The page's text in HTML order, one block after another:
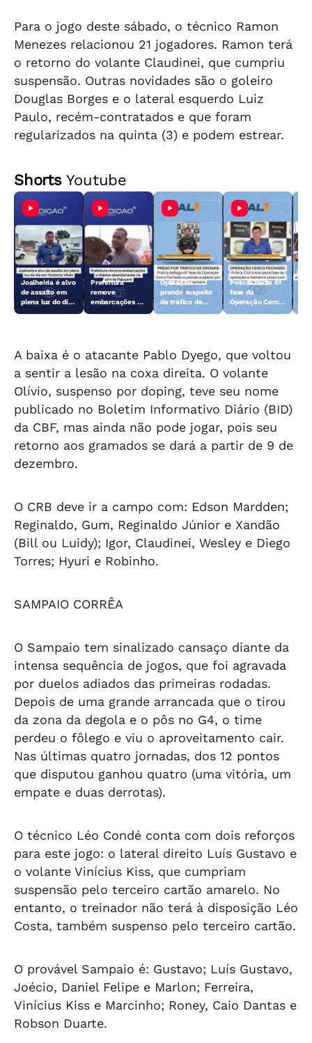
Para o jogo deste sábado, o técnico Ramon
Menezes relacionou 21 jogadores. Ramon terá
o retorno do volante Claudinei, que cumpriu
suspensão. Outras novidades são o goleiro
Douglas Borges e o lateral esquerdo Luiz
Paulo, recém-contratados e que foram
regularizados na quinta (3) e podem estrear.
ShortsYoutube
Joalheiria é alvo
de assalto em
plena luz do dia
Prefeitura
remove
embarcações e
Operação
prende suspeito
de tráfico de
Polícia inicia 6ª
fase da
Operação Cerco
A baixa é o atacante Pablo Dyego, que voltou
a sentir a lesão na coxa direita. O volante
Olívio, suspenso por doping, teve seu nome
publicado no Boletim Informativo Diário (BID)
da CBF, mas ainda não pode jogar, pois seu
retorno aos gramados se dará a partir de 9 de
dezembro.
O CRB deve ir a campo com: Edson Mardden;
Reginaldo, Gum, Reginaldo Júnior e Xandão
(Bill ou Luidy); Igor, Claudinei, Wesley e Diego
Torres; Hyuri e Robinho.
SAMPAIO CORRÊA
O Sampaio tem sinalizado cansaço diante da
intensa sequência de jogos, que foi agravada
por duelos adiados das primeiras rodadas.
Depois de uma grande arrancada que o tirou
da zona da degola e o pôs no G4, o time
perdeu o fôlego e viu o aproveitamento cair.
Nas últimas quatro jornadas, dos 12 pontos
que disputou ganhou quatro (uma vitória, um
empate e duas derrotas).
O técnico Léo Condé conta com dois reforços
para este jogo: o lateral direito Luís Gustavo e
o volante Vinícius Kiss, que cumpriam
suspensão pelo terceiro cartão amarelo. No
entanto, o treinador não terá à disposição Léo
Costa, também suspenso pelo terceiro cartão.
O provável Sampaio é: Gustavo; Luís Gustavo,
Joécio, Daniel Felipe e Marlon; Ferreira,
Vinícius Kiss e Marcinho; Roney, Caio Dantas e
Robson Duarte.